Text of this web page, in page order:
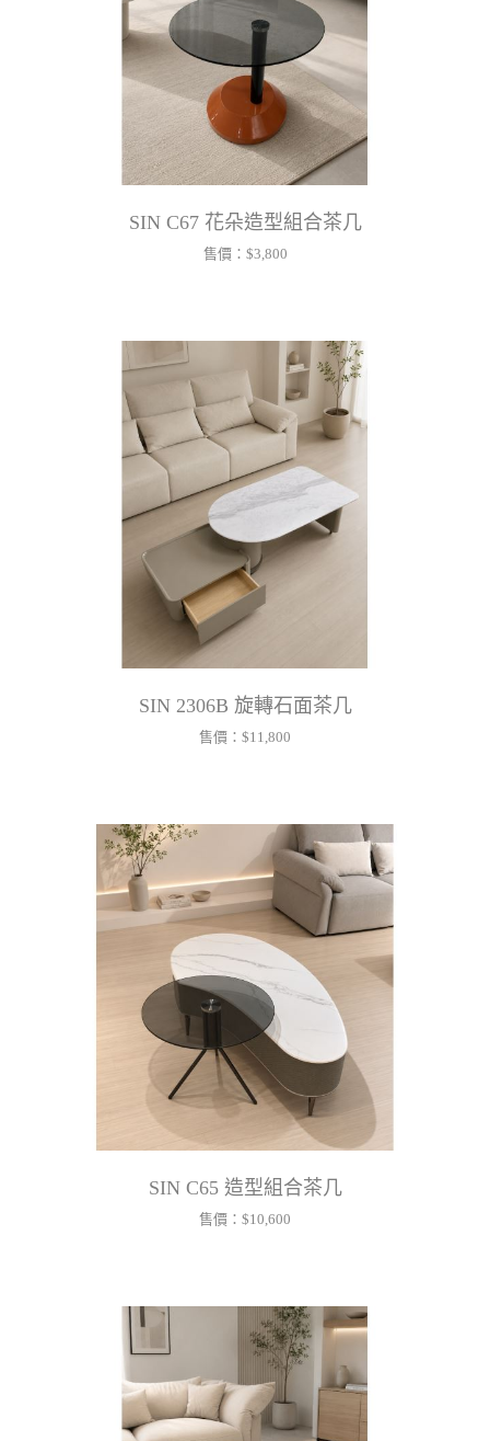
SIN C67 花朵造型組合茶几
售價： $3,800
SIN 2306B 旋轉石面茶几
售價： $11,800
SIN C65 造型組合茶几
售價： $10,600